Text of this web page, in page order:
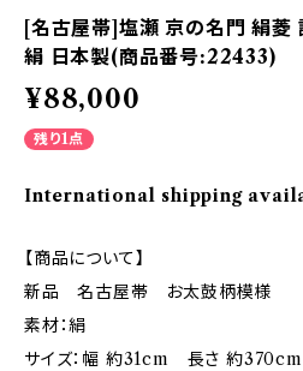
[名古屋帯]塩瀬 京の名門 絹菱
絹 日本製(商品番号:22433)
¥88,000
残り1点
International shipping
【商品について】
新品 名古屋帯 お太鼓柄模様
素材：絹
サイズ：幅 約31cm 長さ 約370cm